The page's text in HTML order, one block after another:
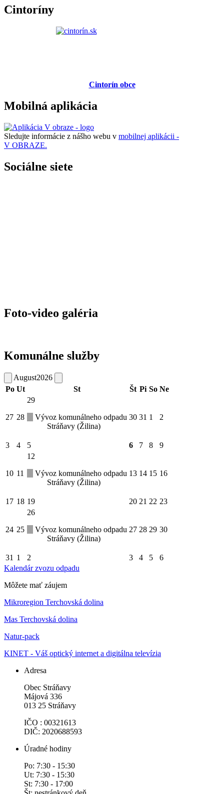
Cintoríny
Cintorín obce
Mobilná aplikácia
Sledujte informácie z nášho webu v mobilnej aplikácii -
V OBRAZE.
Sociálne siete
Foto-video galéria
Komunálne služby
August2026
Po Ut St Št Pi So Ne
27 28
29
Vývoz komunálneho odpadu
Stráňavy (Žilina)
30 31 1 2
3 4 5 6 7 8 9
10 11
12
Vývoz komunálneho odpadu
Stráňavy (Žilina)
13 14 15 16
17 18 19 20 21 22 23
24 25
26
Vývoz komunálneho odpadu
Stráňavy (Žilina)
27 28 29 30
31 1 2 3 4 5
6
Kalendár zvozu odpadu
Môžete mať záujem
Mikroregion Terchovská dolina
Mas Terchovská dolina
Natur-pack
KINET - Váš optický internet a digitálna televízia
Adresa
Obec Stráňavy
Májová 336
013 25 Stráňavy
IČO : 00321613
DIČ: 2020688593
Úradné hodiny
Po: 7:30 - 15:30
Ut: 7:30 - 15:30
St: 7:30 - 17:00